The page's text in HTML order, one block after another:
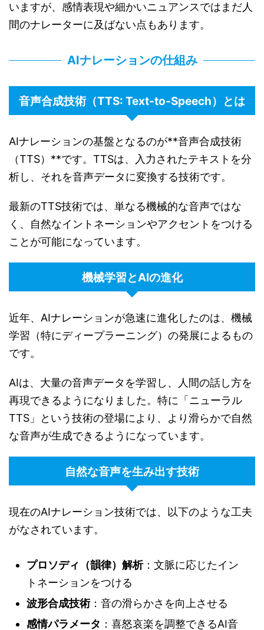
いますが、感情表現や細かいニュアンスではまだ人
間のナレーターに及ばない点もあります。
AIナレーションの仕組み
音声合成技術（TTS: Text-to-Speech）とは
AIナレーションの基盤となるのが**音声合成技術
（TTS）**です。TTSは、入力されたテキストを分
析し、それを音声データに変換する技術です。
最新のTTS技術では、単なる機械的な音声ではな
く、自然なイントネーションやアクセントをつける
ことが可能になっています。
機械学習とAIの進化
近年、AIナレーションが急速に進化したのは、機械
学習（特にディープラーニング）の発展によるもの
です。
AIは、大量の音声データを学習し、人間の話し方を
再現できるようになりました。特に「ニューラル
TTS」という技術の登場により、より滑らかで自然
な音声が生成できるようになっています。
自然な音声を生み出す技術
現在のAIナレーション技術では、以下のような工夫
がなされています。
プロソディ（韻律）解析：文脈に応じたイン
トネーションをつける
波形合成技術：音の滑らかさを向上させる
感情パラメータ ：喜怒哀楽を調整できるAI音